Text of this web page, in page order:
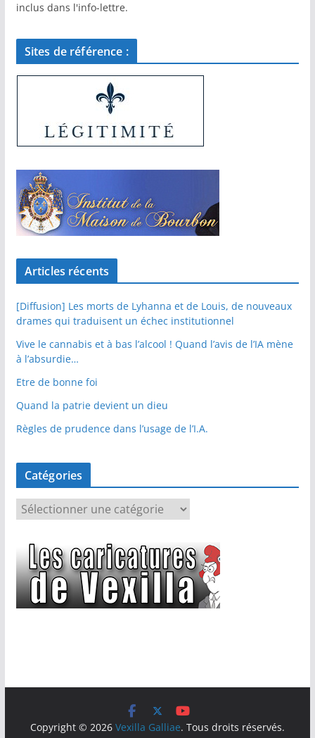
inclus dans l'info-lettre.
Sites de référence :
Articles récents
[Diffusion] Les morts de Lyhanna et de Louis, de nouveaux
drames qui traduisent un échec institutionnel
Vive le cannabis et à bas l’alcool ! Quand l’avis de l’IA mène
à l’absurdie…
Etre de bonne foi
Quand la patrie devient un dieu
Règles de prudence dans l’usage de l’I.A.
Catégories
é
g
o
r
Copyright © 2026 Vexilla Galliae. Tous droits réservés.